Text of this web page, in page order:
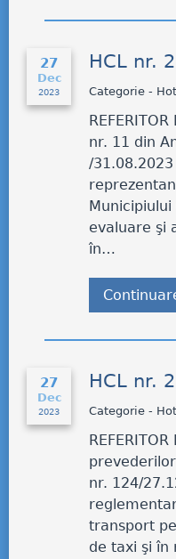
27
Dec
2023
HCL nr.
Categorie -
nr. 11 din
/
evaluare şi
în…
27
Dec
2023
HCL nr.
Categorie -
nr. 124/
transport
de taxi şi în